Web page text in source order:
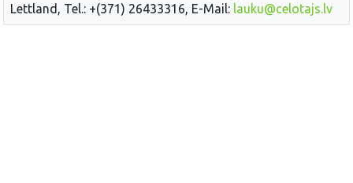
Lettland, Tel.: +(371) 26433316, E-Mail: lauku@celotajs.lv